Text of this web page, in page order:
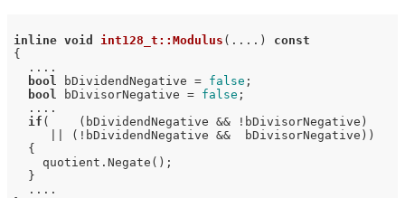
inline void int128_t::Modulus (....)
const
{
  ....
bool bDividendNegative = false ;
bool bDivisorNegative = false ;
  ....
if (    (bDividendNegative && !bDivisorNegative)
     || (!bDividendNegative &&  bDivisorNegative))
  {
    quotient.Negate();
  }
  ....